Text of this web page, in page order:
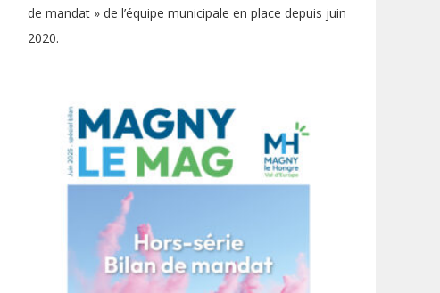
de mandat » de l’équipe municipale en place depuis juin
2020.